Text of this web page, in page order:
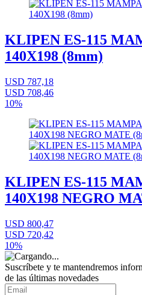
KLIPEN ES-115
140X198 (8mm)
USD 787,18
USD 708,46
10%
KLIPEN ES-115
140X198 NEGRO
USD 800,47
USD 720,42
10%
Suscríbete y te mantendremos
de las últimas novedades